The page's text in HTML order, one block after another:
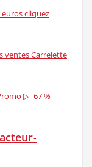
cliquez
ventes Carrelette
▷ -67 %